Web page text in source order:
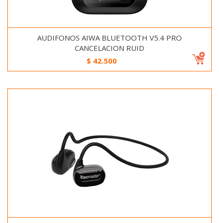
AUDIFONOS AIWA BLUETOOTH V5.4 PRO
CANCELACION RUID
$ 42.500